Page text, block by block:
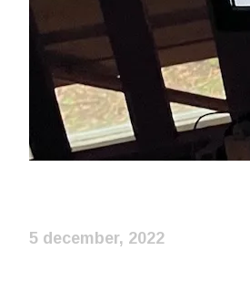
5 december, 2022